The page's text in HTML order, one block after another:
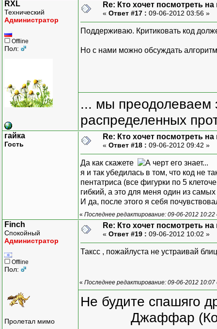
RXL
Технический
Администратор
Offline
Пол:
Re: Кто хочет посмотреть
« Ответ #17 : 09-06-2012 03:56 »
Поддерживаю. Критиковать код
Но с нами можно обсуждать
... мы преодолеваем
распределенных
гайка
Гость
Re: Кто хочет посмотреть
« Ответ #18 : 09-06-2012 09:42 »
Да как скажете
я и так убедилась в том, что код не
пентатриса (все фигурки по 5
гибкий, а это для меня один из
И да, после этого я себя
« Последнее редактирование: 09-06-2012
Finch
Спокойный
Администратор
Offline
Пол:
Пролетал мимо
Re: Кто хочет посмотреть
« Ответ #19 : 09-06-2012 10:02 »
Таксс , пожайлуста не устраивай
« Последнее редактирование: 09-06-2012
Не будите спашяго
Джаффар